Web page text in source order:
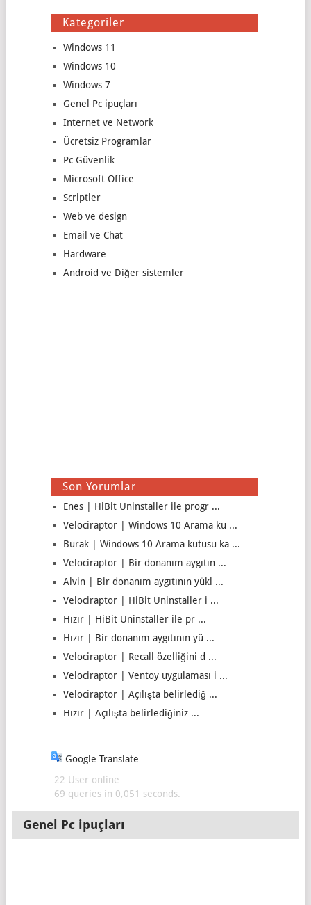
Kategoriler
Windows 11
Windows 10
Windows 7
Genel Pc ipuçları
Internet ve Network
Ücretsiz Programlar
Pc Güvenlik
Microsoft Office
Scriptler
Web ve design
Email ve Chat
Hardware
Android ve Diğer sistemler
Son Yorumlar
Enes | HiBit Uninstaller ile progr ...
Velociraptor | Windows 10 Arama ku ...
Burak | Windows 10 Arama kutusu ka ...
Velociraptor | Bir donanım aygıtın ...
Alvin | Bir donanım aygıtının yükl ...
Velociraptor | HiBit Uninstaller i ...
Hızır | HiBit Uninstaller ile pr ...
Hızır | Bir donanım aygıtının yü ...
Velociraptor | Recall özelliğini d ...
Velociraptor | Ventoy uygulaması i ...
Velociraptor | Açılışta belirlediğ ...
Hızır | Açılışta belirlediğiniz ...
Google Translate
22 User online
69 queries in 0,051 seconds.
Genel Pc ipuçları